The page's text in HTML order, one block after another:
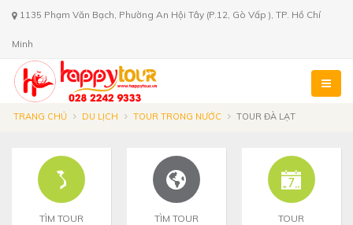
1135 Phạm Văn Bạch, Phường An Hội Tây (P.12, Gò Vấp ), TP. Hồ Chí
Minh
TRANG CHỦ DU LỊCH TOUR TRONG NƯỚC TOUR ĐÀ LẠT
TÌM TOUR TÌM TOUR TOUR